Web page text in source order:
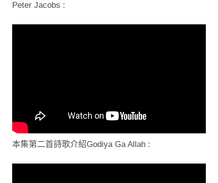
Peter Jacobs :
本集第二首詩歌介紹Godiya Ga Allah :